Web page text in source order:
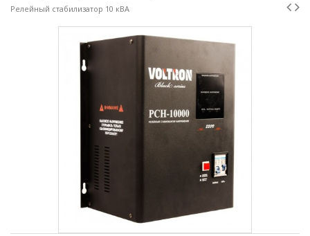
Релейный стабилизатор 10 кВА